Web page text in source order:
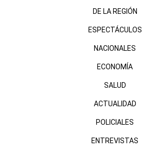
DE LA REGIÓN
ESPECTÁCULOS
NACIONALES
ECONOMÍA
SALUD
ACTUALIDAD
POLICIALES
ENTREVISTAS